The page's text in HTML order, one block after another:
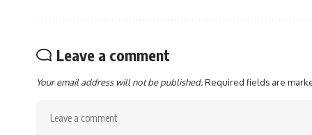
Leave a comment
Your email address will not be published.Required fields are